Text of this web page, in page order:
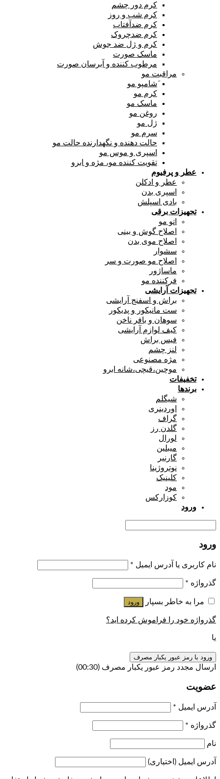
کرم دور چشم
کرم شب و روز
کرم ضدآفتاب
کرم ضدچروک
کرم و ژل ضد جوش
ماسک صورت
مرطوب کننده و آبرسان صورت
مراقبت مو
َشامپو مو
کرم مو
ماسک مو
روغن مو
ژل مو
سرم مو
حالت دهنده و نگهدارنده حالت مو
اسپری و موس مو
تقویت کننده مو، مژه و ابرو
عطر و پرفیوم
عطر و ادکلن
اسپری بدن
بادی اسپلش
تجهیزات برقی
اتو مو
اصلاح گوش و بینی
اصلاح موی بدن
سشوار
اصلاح مو صورت و سر
ماساژور
فرکننده مو
تجهیزات آرایشی
براش و اسفنج آرایشی
ست مانیکور و پدیکور
سوهان و بافر ناخن
کیف لوازم آرایشی
فیس براش
لنز چشم
مژه مصنوعی
موچین،قیچی،شانه ابرو
تخفیفات
برندها
شیگلم
اوردینری
گراف
گلدن رز
لورال
میبلین
گارنیر
نوتروژینا
کلینیک
مود
کوزارکس
ورود
ورود
نام کاربری یا آدرس ایمیل *
گذرواژه *
مرا به خاطر بسپار ورود
گذرواژه خود را فراموش کرده اید؟
یا
ورود با رمز عبور یکبار مصرف
ارسال مجدد رمز عبور یکبار مصرف (00:
30
)
عضویت
آدرس ایمیل *
گذرواژه *
نام
آدرس ایمیل (اختیاری)